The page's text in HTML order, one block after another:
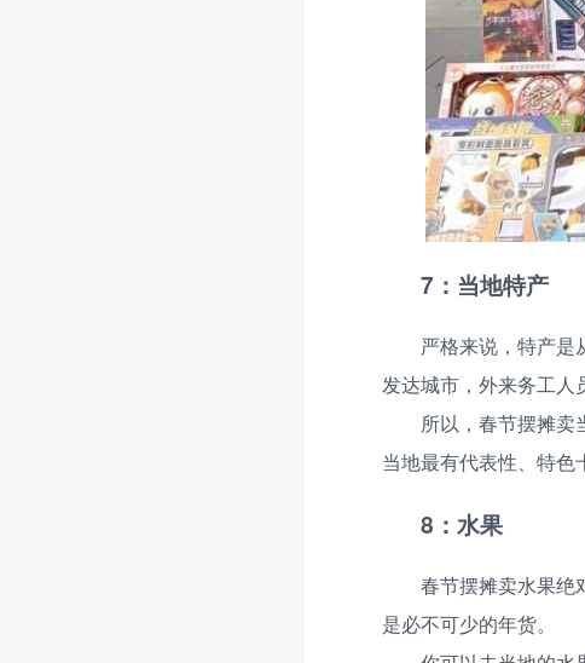
7：当地特产
严格来说，特产是
发达城市，外来务工人
所以，春节摆摊卖
当地最有代表性、特色
8：水果
春节摆摊卖水果
是必不可少的年货。